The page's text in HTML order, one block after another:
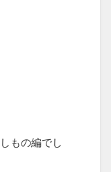
もの編でし